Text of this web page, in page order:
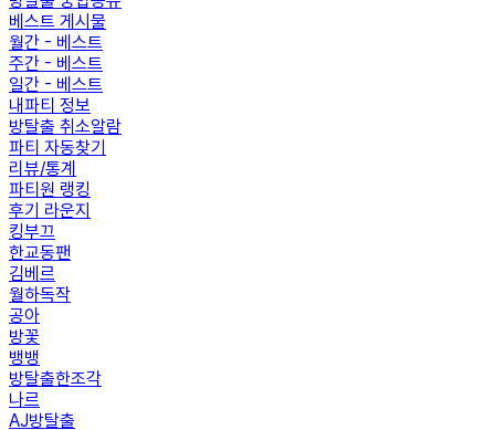
베스트 게시물
월간 - 베스트
주간 - 베스트
일간 - 베스트
내파티 정보
방탈출 취소알람
파티 자동찾기
리뷰/통계
파티원 랭킹
후기 라운지
킹부끄
한교동팬
김베르
월하독작
공아
방꽃
뱅뱅
방탈출한조각
나르
AJ방탈출